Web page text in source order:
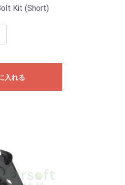
Kit (Short)
入れる